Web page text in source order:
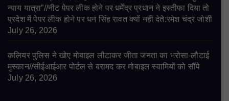
न्याय यात्रा”//नीट पेपर लीक होने पर धर्मेंद्र प्रधान ने इस्तीफा दिया तो
प्रदेश में पेपर लीक होने पर धन सिंह रावत क्यों नही देते:रमेश चंद्र जोशी
July 26, 2026
कलियर पुलिस ने खोए मोबाइल लौटाकर जीता जनता का भरोसा-लौटाई
मुस्कान//सीईआईआर पोर्टल से बरामद कर मोबाइल स्वामियों को सौंपे
July 26, 2026